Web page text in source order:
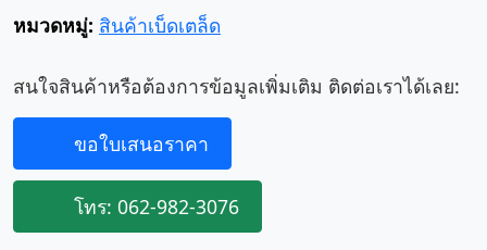
หมวดหมู่: สินค้าเบ็ดเตล็ด
สนใจสินค้าหรือต้องการข้อมูลเพิ่มเติม ติดต่อเราได้เลย:
ขอใบเสนอราคา
โทร: 062-982-3076